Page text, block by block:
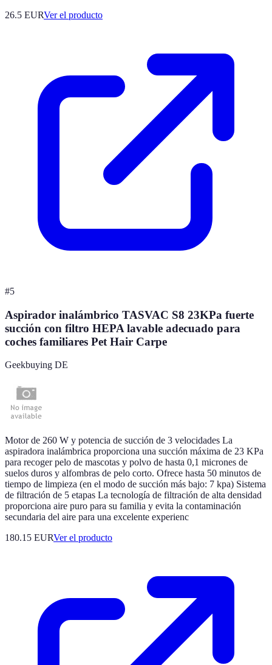
26.5 EURVer el producto
#5
Aspirador inalámbrico TASVAC S8 23KPa fuerte
succión con filtro HEPA lavable adecuado para
coches familiares Pet Hair Carpe
Geekbuying DE
Motor de 260 W y potencia de succión de 3 velocidades La
aspiradora inalámbrica proporciona una succión máxima de 23 KPa
para recoger pelo de mascotas y polvo de hasta 0,1 micrones de
suelos duros y alfombras de pelo corto. Ofrece hasta 50 minutos de
tiempo de limpieza (en el modo de succión más bajo: 7 kpa) Sistema
de filtración de 5 etapas La tecnología de filtración de alta densidad
proporciona aire puro para su familia y evita la contaminación
secundaria del aire para una excelente experienc
180.15 EURVer el producto